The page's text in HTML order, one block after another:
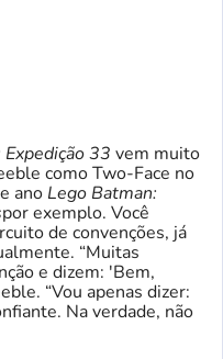
33 vem muito
como Two-Face no
ano Lego Batman:
por exemplo. Você
de convenções, já
“Muitas
e dizem: 'Bem,
“Vou apenas dizer:
Na verdade, não